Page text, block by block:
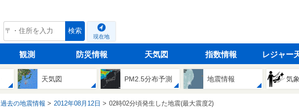
tenki.jp 検索
現在地
観測 防災情報 天気図 指数情報 レジャー
天気図 PM2.5分布予測 地震情報 気
過去の地震情報 2012年08月12日 02時02分頃発生した地震(最大震度2)